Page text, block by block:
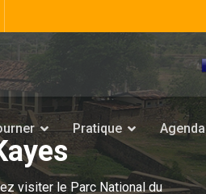
Pratique Agenda
visiter le Parc National du